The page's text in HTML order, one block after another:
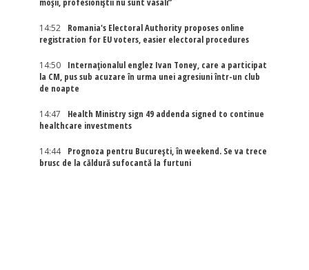
moșii, profesioniștii nu sunt vasali”
14:52
Romania's Electoral Authority proposes online
registration for EU voters, easier electoral procedures
14:50
Internaţionalul englez Ivan Toney, care a participat
la CM, pus sub acuzare în urma unei agresiuni într-un club
de noapte
14:47
Health Ministry sign 49 addenda signed to continue
healthcare investments
14:44
Prognoza pentru București, în weekend. Se va trece
brusc de la căldură sufocantă la furtuni